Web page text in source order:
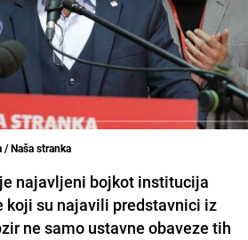
/ Naša stranka
najavljeni bojkot institucija
koji su najavili predstavnici iz
ne samo ustavne obaveze tih